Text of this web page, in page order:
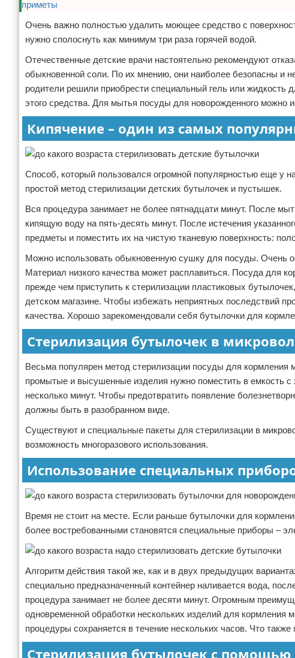
Очень важно полностью удалить моющее средство с
нужно сполоснуть как минимум три раза горячей водой.
Отечественные детские врачи настоятельно рекомендуют
обыкновенной соли. По их мнению, они наиболее безопасны и
родители решили приобрести специальный гель или
этого средства. Для мытья посуды для новорожденного можно
Кипячение – один из самых
Способ, который пользовался огромной популярностью еще
простой метод стерилизации детских бутылочек и пустышек.
Вся процедура занимает не более пятнадцати минут. После
кипящую воду на пять-десять минут. После истечения
предметы и поместить их на чистую тканевую поверхность:
Можно использовать обыкновенную сушку для посуды. Очень
Материал низкого качества может расплавиться. Посуда для
прежде чем приступить к стерилизации пластиковых
детском магазине. Чтобы избежать неприятных последствий
качества. Хорошо зарекомендовали себя бутылочки для
Стерилизация бутылочек в
Весьма популярен метод стерилизации посуды для
промытые и высушенные изделия нужно поместить в емкость
несколько минут. Чтобы предотвратить появление
должны быть в разобранном виде.
Существуют и специальные пакеты для стерилизации в
возможность многоразового использования.
Использование специальных
Время не стоит на месте. Если раньше бутылочки для
более востребованными становятся специальные приборы –
Алгоритм действия такой же, как и в двух предыдущих
специально предназначенный контейнер наливается вода,
процедура занимает не более десяти минут. Огромным
одновременной обработки нескольких изделий для
процедуры сохраняется в течение нескольких часов. Что
Стерилизация бутылочек с помощью